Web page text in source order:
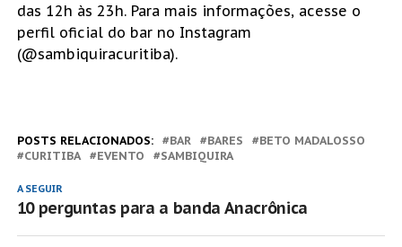
das 12h às 23h. Para mais informações, acesse o
perfil oficial do bar no Instagram
(@sambiquiracuritiba).
POSTS RELACIONADOS: BAR BARES
BETO MADALOSSO
CURITIBA
EVENTO SAMBIQUIRA
A SEGUIR
10 perguntas para a banda Anacrônica